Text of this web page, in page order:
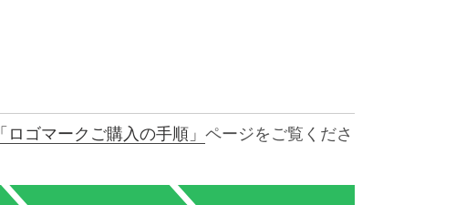
「ロゴマークご購入の手順」 ページをご覧くださ